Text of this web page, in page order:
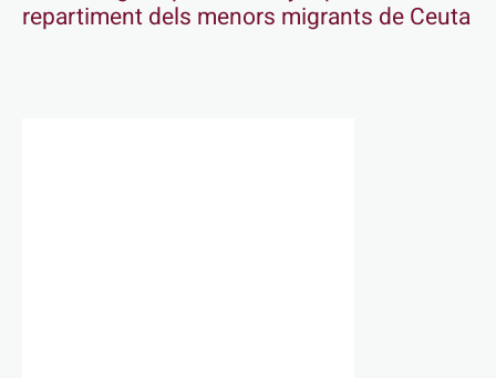
repartiment dels menors migrants de Ceuta